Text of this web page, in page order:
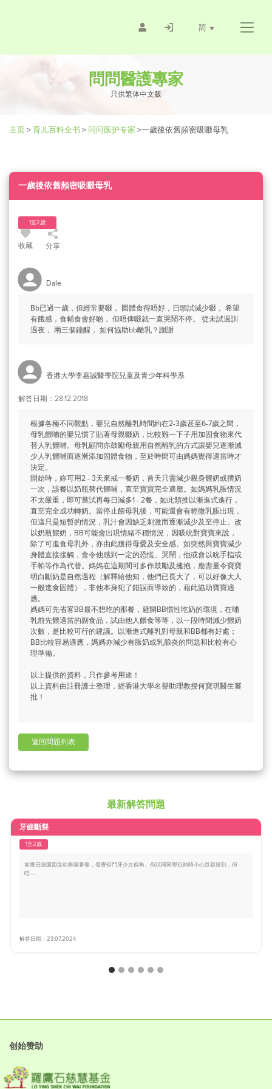
简
問問醫護專家
只供繁体中文版
主页> 育儿百科全书 > 问问医护专家 >一歲後依舊頻密吸啜母乳
一歲後依舊頻密吸啜母乳
1至2歲
收藏 分享
Dale
Bb已過一歲，但經常要啜， 固體食得唔好，日頭試減少啜， 希望
有餓感，食輔食會好啲， 但唔俾啜就一直哭鬧不停。 從未試過訓
過夜， 兩三個鐘醒， 如何協助bb離乳？謝謝
香港大學李嘉誠醫學院兒童及青少年科學系
解答日期：28.12.2018
根據各種不同觀點，嬰兒自然離乳時間約在2-3歲甚至6-7歲之間，
母乳餵哺的嬰兒慣了貼著母親啜奶，比較難一下子用加固食物來代
替人乳餵哺。母乳顧問亦鼓勵母親用自然離乳的方式讓嬰兒逐漸減
少人乳餵哺而逐漸添加固體食物，至於時間可由媽媽覺得適當時才
決定。
開始時，妳可用2 - 3天來戒一餐奶，首天只需減少親身餵奶或擠奶
一次，該餐以奶瓶替代餵哺，直至寶寶完全適應。如媽媽乳脹情況
不太嚴重，即可嘗試再每日減多1 - 2餐，如此類推以漸進式進行，
直至完全成功轉奶。當停止餵母乳後，可能還會有輕微乳脹出現，
但這只是短暫的情況，乳汁會因缺乏刺激而逐漸減少及至停止。改
以奶瓶餵奶，BB可能會出現情緒不穩情況，因吸吮對寶寶來說，
除了可進食母乳外，亦由此獲得母愛及安全感。如突然與寶寶減少
身體直接接觸，會令他感到一定的恐慌、哭鬧，他或會以吮手指或
手帕等作為代替。媽媽在這期間可多作鼓勵及擁抱，應盡量令寶寶
明白斷奶是自然過程（解釋給他知，他們已長大了，可以好像大人
一般進食固體），非他本身犯了錯誤而導致的，藉此協助寶寶適
應。
媽媽可先省畧BB最不想吃的那餐，避開BB慣性吃奶的環境，在哺
乳前先餵適當的副食品，試由他人餵食等等，以一段時間減少餵奶
次數，是比較可行的建議。以漸進式離乳對母親和BB都有好處；
BB比較容易適應，媽媽亦減少有脹奶或乳腺炎的問題和比較有心
理準備。
以上提供的資料，只作參考用途！
以上資料由註冊護士整理，經香港大學名譽助理教授何寶琪醫生審
批！
返回問題列表
最新解答問題
牙齒斷裂
1至2歲
前幾日細囡囡從幼稚園番黎，發覺佢門牙少左個角。佢話同同學玩時唔小心跌親撞到，但
唔.....
解答日期：23.07.2024
创始赞助